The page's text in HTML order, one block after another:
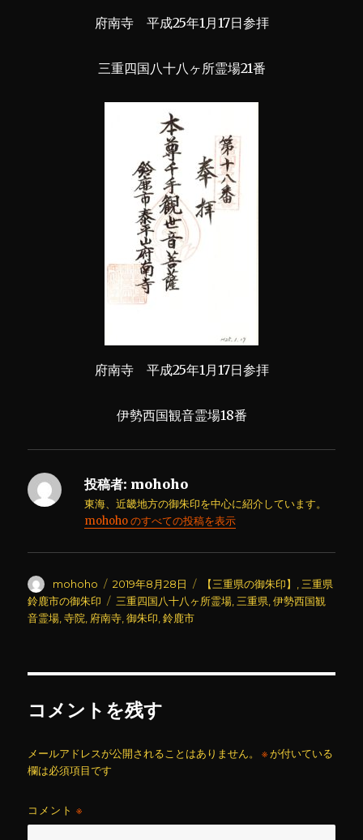
府南寺 平成25年1月17日参拝
三重四国八十八ヶ所霊場21番
府南寺 平成25年1月17日参拝
伊勢西国観音霊場18番
投稿者: mohoho
東海、近畿地方の御朱印を中心に紹介しています。
mohoho のすべての投稿を表示
投
稿
者
mohoho
投
稿
日:
2019年8月28日
カ
テ
【三重県の御朱印】
三重県
鈴鹿市の御朱印
タ
グ
三重四国八十八ヶ所霊場 三重県 ,伊勢西国観
音霊場 ,寺院 府南寺 ,御朱印 ,鈴鹿市
コメントを残す
メールアドレスが公開されることはありません。 ※が付いている
欄は必須項目です
コメント※